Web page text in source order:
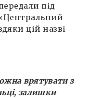
під
цій назві
врятувати з
залишки